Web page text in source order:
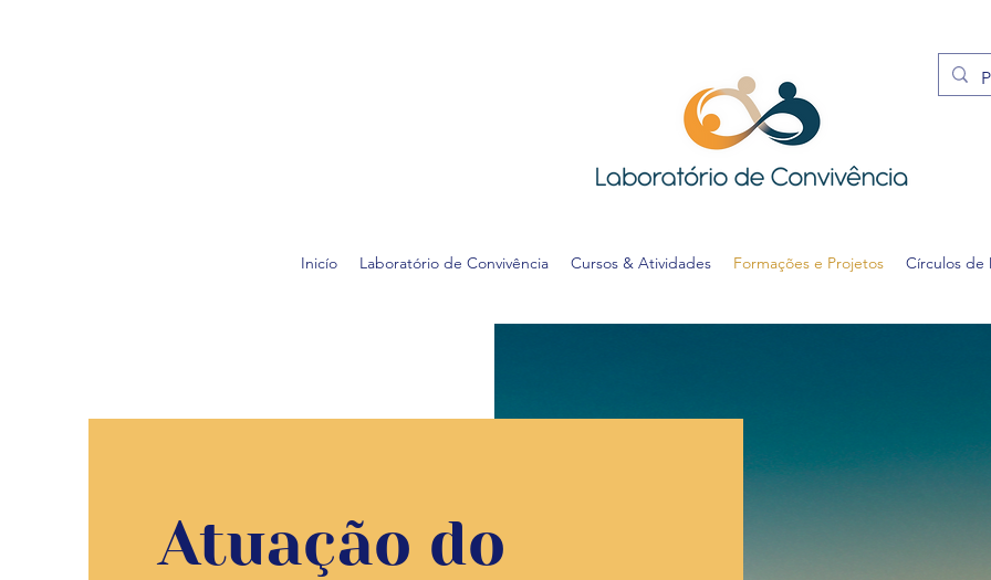
Inicío Laboratório de Convivência Cursos & Atividades Formações e Projetos Círculos de
Atuação do